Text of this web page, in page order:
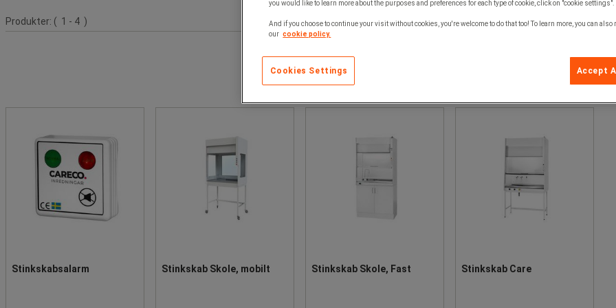
Produktliste
Produkter: ( 1 - 4 )
Stinkskabsalarm Stinkskab Skole, mobilt Stinkskab Skole, Fast Stinkskab Care
you would like to learn more about the purposes and preferences for each type of cookie, click on "cookie settings".
And if you choose to continue your visit without cookies, you're welcome to do that too! To learn more, you can also
our cookie policy.
Accept
Cookies Settings